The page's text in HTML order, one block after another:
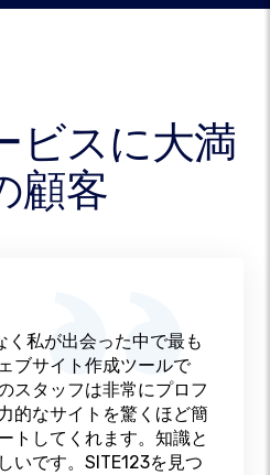
ビスに大満
顧客
く私が出会った中で最も
ブサイト作成ツールで
スタッフは非常にプロフ
的なサイトを驚くほど簡
トしてくれます。知識と
いです。SITE123を見つ